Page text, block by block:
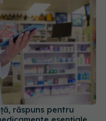
răspuns pentru
esențiale